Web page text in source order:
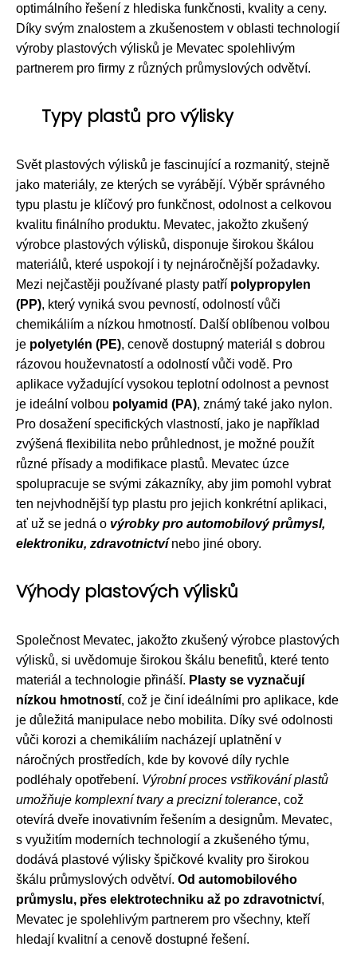
optimálního řešení z hlediska funkčnosti, kvality a ceny.
Díky svým znalostem a zkušenostem v oblasti technologií
výroby plastových výlisků je Mevatec spolehlivým
partnerem pro firmy z různých průmyslových odvětví.
Typy plastů pro výlisky
Svět plastových výlisků je fascinující a rozmanitý, stejně
jako materiály, ze kterých se vyrábějí. Výběr správného
typu plastu je klíčový pro funkčnost, odolnost a celkovou
kvalitu finálního produktu. Mevatec, jakožto zkušený
výrobce plastových výlisků, disponuje širokou škálou
materiálů, které uspokojí i ty nejnáročnější požadavky.
Mezi nejčastěji používané plasty patří polypropylen
(PP), který vyniká svou pevností, odolností vůči
chemikáliím a nízkou hmotností. Další oblíbenou volbou
je polyetylén (PE), cenově dostupný materiál s dobrou
rázovou houževnatostí a odolností vůči vodě. Pro
aplikace vyžadující vysokou teplotní odolnost a pevnost
je ideální volbou polyamid (PA), známý také jako nylon.
Pro dosažení specifických vlastností, jako je například
zvýšená flexibilita nebo průhlednost, je možné použít
různé přísady a modifikace plastů. Mevatec úzce
spolupracuje se svými zákazníky, aby jim pomohl vybrat
ten nejvhodnější typ plastu pro jejich konkrétní aplikaci,
ať už se jedná o výrobky pro automobilový průmysl,
elektroniku, zdravotnictvínebo jiné obory.
Výhody plastových výlisků
Společnost Mevatec, jakožto zkušený výrobce plastových
výlisků, si uvědomuje širokou škálu benefitů, které tento
materiál a technologie přináší. Plasty se vyznačují
nízkou hmotností, což je činí ideálními pro aplikace, kde
je důležitá manipulace nebo mobilita. Díky své odolnosti
vůči korozi a chemikáliím nacházejí uplatnění v
náročných prostředích, kde by kovové díly rychle
podléhaly opotřebení. Výrobní proces vstřikování plastů
umožňuje komplexní tvary a precizní tolerance, což
otevírá dveře inovativním řešením a designům. Mevatec,
s využitím moderních technologií a zkušeného týmu,
dodává plastové výlisky špičkové kvality pro širokou
škálu průmyslových odvětví. Od automobilového
průmyslu, přes elektrotechniku až po zdravotnictví,
Mevatec je spolehlivým partnerem pro všechny, kteří
hledají kvalitní a cenově dostupné řešení.